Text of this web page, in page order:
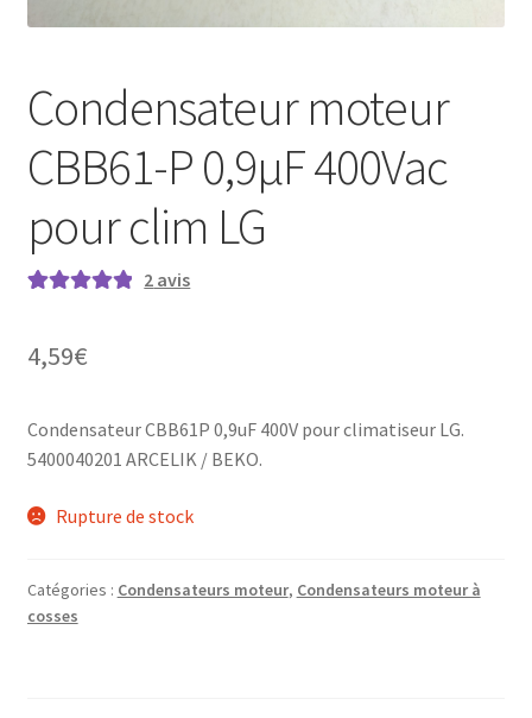
Condensateur moteur
CBB61-P 0,9µF 400Vac
pour clim LG
notations
2 avis
4,59€
Condensateur CBB61P 0,9uF 400V pour climatiseur LG.
5400040201 ARCELIK / BEKO.
Rupture de stock
Catégories : Condensateurs moteur, Condensateurs moteur à
cosses